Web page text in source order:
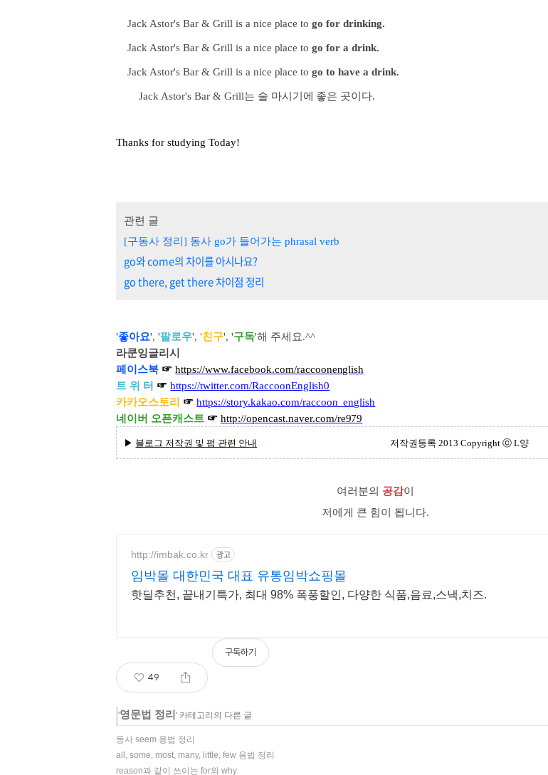
Jack Astor's Bar & Grill is a nice place togo for drinking.
Jack Astor's Bar & Grill is a nice place togo for a drink.
Jack Astor's Bar & Grill is a nice place togo to have a drink.
Jack Astor's Bar & Grill는 술 마시기에 좋은 곳이다.
Thanks for studying Today!
관련 글
[구동사 정리] 동사 go가 들어가는 phrasal verb
go와 come의 차이를 아시나요?
go there, get there 차이점 정리
'좋아요', '팔로우','친구', '구독'해 주세요.^^
라쿤잉글리시
페이스북 ☞ https://www.facebook.com/raccoonenglish
트 위 터 ☞ https://twitter.com/RaccoonEnglish0
카카오스토리 ☞ https://story.kakao.com/raccoon_english
네이버 오픈캐스트 ☞ http://opencast.naver.com/re979
▶ 블로그 저작권 및 펌 관련 안내 저작권등록2013 Copyright ⓒL양
여러분의 공감이
저에게 큰 힘이 됩니다.
http://imbak.co.kr 광고
임박몰 대한민국 대표 유통임박쇼핑몰
핫딜추천, 끝내기특가, 최대 98% 폭풍할인, 다양한 식품,음료,스낵,치즈.
49
구독하기
'영문법 정리' 카테고리의 다른 글
동사 seem 용법 정리
all, some, most, many, little, few 용법 정리
reason과 같이 쓰이는 for와 why